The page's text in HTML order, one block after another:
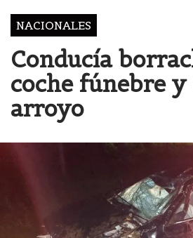
NACIONALES
Conducía
coche fúnebre
arroyo